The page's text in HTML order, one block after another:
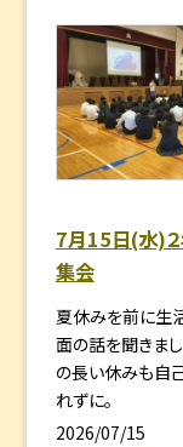
7月15日(水)
集会
夏休みを前に生
面の話を聞きま
の長い休みも自
れずに。
2026/07/15